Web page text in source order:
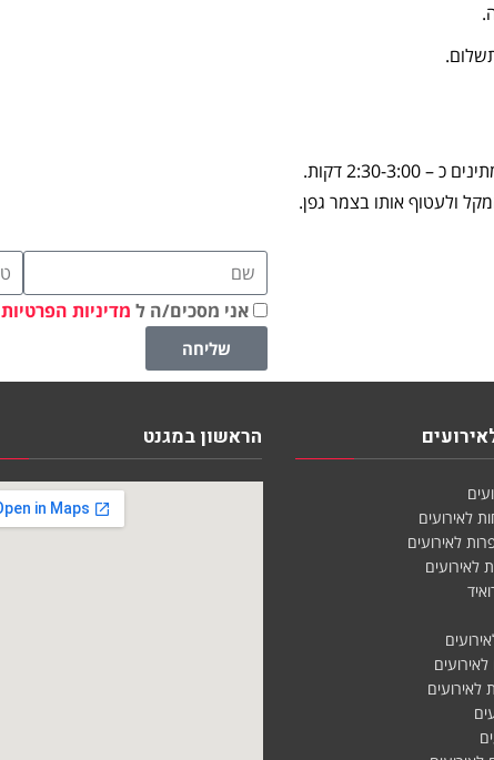
ולעטוף אותו בצמר גפן.
אני מסכים/ה ל מדיניות הפרטיות
שליחה
לאירועים
לאירועים
לאירועים
לאירועים
הראשון במגנט